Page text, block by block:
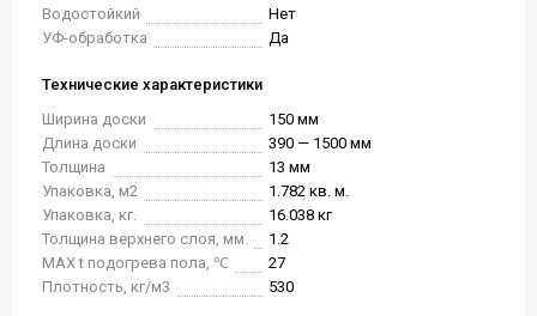
Водостойкий
Нет
УФ-обработка
Да
Технические характеристики
Ширина доски
150 мм
Длина доски
390 — 1500 мм
Толщина
13 мм
Упаковка, м2
1.782 кв. м.
Упаковка, кг.
16.038 кг
Толщина верхнего слоя, мм.
1.2
MAX t подогрева пола, ℃
27
Плотность, кг/м3
530